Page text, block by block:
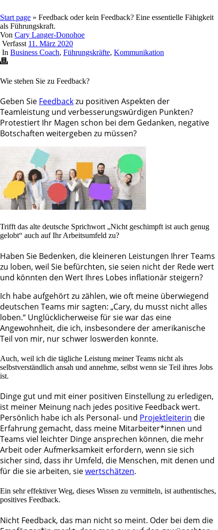
Start page » Feedback oder kein Feedback? Eine essentielle Fähigkeit
als Führungskraft.
Von Cary Langer-Donohoe
Verfasst 11. März 2020
In Business Coach, Führungskräfte, Kommunikation
Wie stehen Sie zu Feedback?
Geben Sie Feedbackzu positiven Aspekten der
Teamleistung und verbesserungswürdigen Punkten?
Protestiert Ihr Magen schon bei dem Gedanken, negative
Botschaften weitergeben zu müssen?
Trifft das alte deutsche Sprichwort „Nicht geschimpft ist auch genug
gelobt“ auch auf Ihr Arbeitsumfeld zu?
Haben Sie Bedenken, die kleineren Leistungen Ihrer Teams
zu loben, weil Sie befürchten, sie seien nicht der Rede wert
und könnten den Wert Ihres Lobes inflationär steigern?
Ich habe aufgehört zu zählen, wie oft meine überwiegend
deutschen Teams mir sagten: „Cary, du musst nicht alles
loben.“ Unglücklicherweise für sie war das eine
Angewohnheit, die ich, insbesondere der amerikanische
Teil von mir, nur schwer loswerden konnte.
Auch, weil ich die tägliche Leistung meiner Teams nicht als
selbstverständlich ansah und annehme, selbst wenn sie Teil ihres Jobs
ist.
Dinge gut und mit einer positiven Einstellung zu erledigen,
ist meiner Meinung nach jedes positive Feedback wert.
Persönlich habe ich als Personal- und Projektleiterin die
Erfahrung gemacht, dass meine Mitarbeiter*innen und
Teams viel leichter Dinge ansprechen können, die mehr
Arbeit oder Aufmerksamkeit erfordern, wenn sie sich
sicher sind, dass ihr Umfeld, die Menschen, mit denen und
für die sie arbeiten, siewertschätzen.
Ein sehr effektiver Weg, dieses Wissen zu vermitteln, ist authentisches,
positives Feedback.
Nicht Feedback, das man nicht so meint. Oder bei dem die